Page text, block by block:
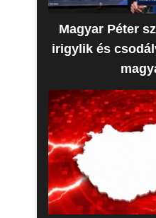
Magyar Péter
irigylik és